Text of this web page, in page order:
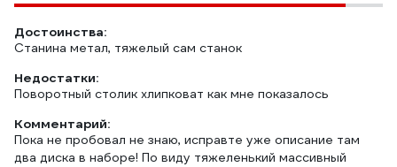
Достоинства:
Станина метал, тяжелый сам станок
Недостатки:
Поворотный столик хлипковат как мне показалось
Комментарий:
Пока не пробовал не знаю, исправте уже описание там
два диска в наборе! По виду тяжеленький массивный